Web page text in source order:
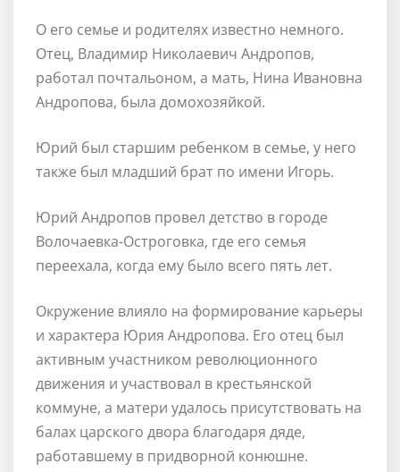
О его семье и родителях известно немного.
Отец, Владимир Николаевич Андропов,
работал почтальоном, а мать, Нина Ивановна
Андропова, была домохозяйкой.
Юрий был старшим ребенком в семье, у него
также был младший брат по имени Игорь.
Юрий Андропов провел детство в городе
Волочаевка-Остроговка, где его семья
переехала, когда ему было всего пять лет.
Окружение влияло на формирование карьеры
и характера Юрия Андропова. Его отец был
активным участником революционного
движения и участвовал в крестьянской
коммуне, а матери удалось присутствовать на
балах царского двора благодаря дяде,
работавшему в придворной конюшне.